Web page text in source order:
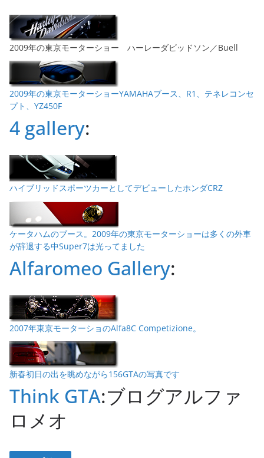
2009年の東京モーターショー ハーレーダビッドソン／Buell
2009年の東京モーターショーYAMAHAブース、R1、テネレコンセ
プト、YZ450F
4 gallery:
ハイブリッドスポーツカーとしてデビューしたホンダCRZ
ケータハムのブース。2009年の東京モーターショーは多くの外車
が辞退する中Super7は光ってました
Alfaromeo Gallery:
2007年東京モーターショのAlfa8C Competizione。
新春初日の出を眺めながら156GTAの写真です
Think GTA:ブログアルファ
ロメオ